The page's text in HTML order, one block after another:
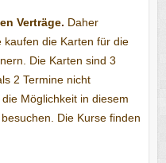
Verträge. Daher
die Karten für die
Die Karten sind 3
2 Termine nicht
Möglichkeit in diesem
Die Kurse finden